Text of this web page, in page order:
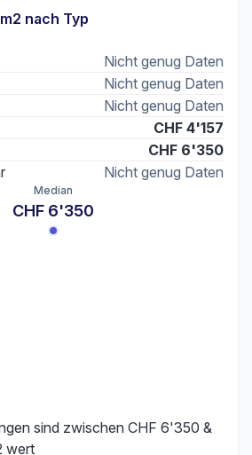
nach Typ
Nicht genug Daten
Nicht genug Daten
Nicht genug Daten
CHF 4'157
CHF 6'350
Nicht genug Daten
Median
CHF 6'350
sind zwischen CHF 6'350 &
wert